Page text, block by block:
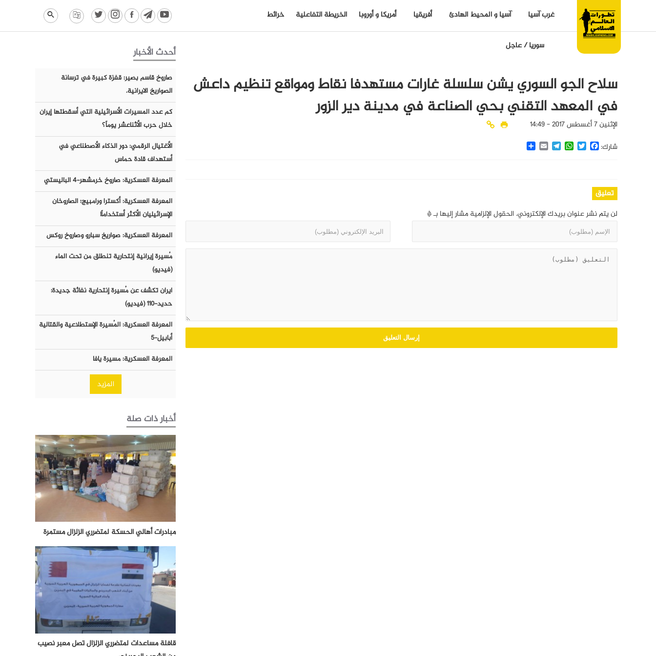
غرب آسيا آسيا و المحيط الهادئ أفريقيا أمريكا و أوروبا الخريطة التفاعلية خرائط
سوريا/عاجل
سلاح الجو السوري يشن سلسلة غارات مستهدفا نقاط ومواقع تنظيم داعش
في المعهد التقني بحي الصناعة في مدينة دير الزور
الإثنين 7 أغسطس 2017 - 14:49
شارك:
Facebook
Twitter
WhatsApp
Telegram
Email
تعليق
لن يتم نشر عنوان بريدك الإلكتروني. الحقول الإلزامية مشار إليها بـ*
أحدث الأخبار
صاروخ قاسم بصير: قفزة كبيرة في ترسانة
الصواريخ الايرانية.
كم عدد المسيرات الأسرائيلية التي أسقطتها إيران
خلال حرب الأثناعشر يوماً؟
الأغتيال الرقمي: دور الذكاء الأصطناعي في
أستهداف قادة حماس
المعرفة العسكرية: صاروخ خرمشهر-٤ الباليستي
المعرفة العسكرية: أكسترا ورامبيج؛ الصاروخان
الإسرائيليان الأكثر أستخداماً!
المعرفة العسكرية: صواريخ سبارو وصاروخ روكس
مُسيرة إيرانية إنتحارية تنطلق من تحت الماء
(فيديو)
ايران تكشف عن مُسيرة إنتحارية نفاثة جديدة:
حديد-١١٠ (فيديو)
المعرفة العسكرية: المُسيرة الإستطلاعية والقتالية
أبابيل-٥
المعرفة العسكرية: مسيرة يافا
المزيد
أخبار ذات صلة
مبادرات أهالي الحسكة لمتضرري الزلزال مستمرة
قافلة مساعدات لمتضرري الزلزال تصل معبر نصيب